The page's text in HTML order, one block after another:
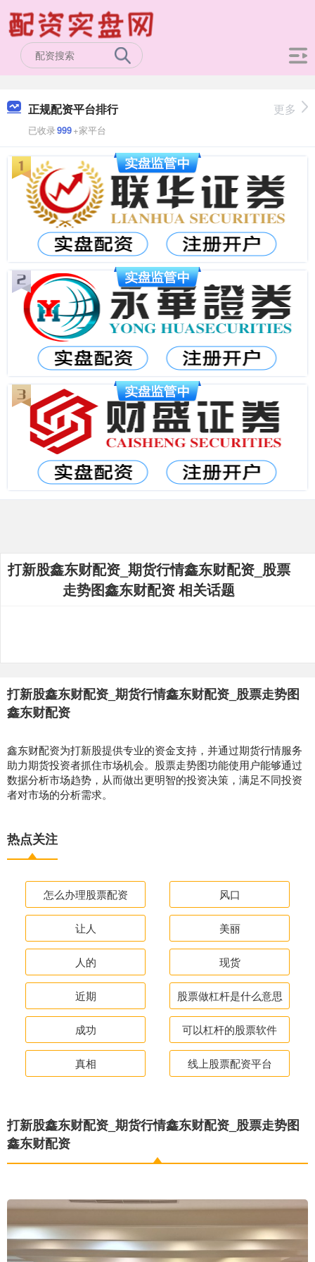
正规配资平台排行
已收录999+家平台
更多
打新股鑫东财配资_期货行情鑫东财配资_股票
走势图鑫东财配资 相关话题
打新股鑫东财配资_期货行情鑫东财配资_股票走势图
鑫东财配资
鑫东财配资为打新股提供专业的资金支持，并通过期货行情服务
助力期货投资者抓住市场机会。股票走势图功能使用户能够通过
数据分析市场趋势，从而做出更明智的投资决策，满足不同投资
者对市场的分析需求。
热点关注
怎么办理股票配资 风口
让人 美丽
人的 现货
近期 股票做杠杆是什么意思
成功 可以杠杆的股票软件
真相 线上股票配资平台
打新股鑫东财配资_期货行情鑫东财配资_股票走势图
鑫东财配资